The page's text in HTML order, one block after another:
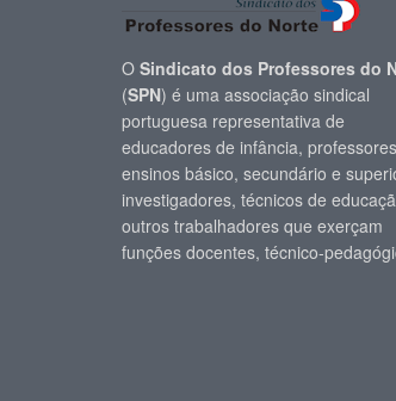
O Sindicato dos Professores do
(SPN) é uma associação sindical
portuguesa representativa de
educadores de infância,
ensinos básico, secundário e
investigadores, técnicos de
outros trabalhadores que exerçam
funções docentes, técnico-